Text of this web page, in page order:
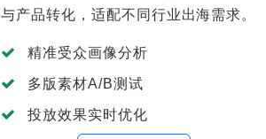
与产品转化，适配不同行业出海需求。
精准受众画像分析
多版素材A/B测试
投放效果实时优化